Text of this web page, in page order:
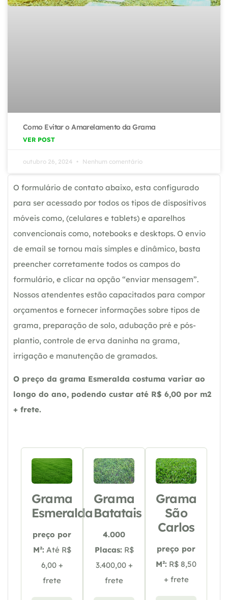
Como Evitar o Amarelamento da Grama
VER POST
outubro 26, 2024 Nenhum comentário
O formulário de contato abaixo, esta configurado
para ser acessado por todos os tipos de dispositivos
móveis como, (celulares e tablets) e aparelhos
convencionais como, notebooks e desktops. O envio
de email se tornou mais simples e dinâmico, basta
preencher corretamente todos os campos do
formulário, e clicar na opção “enviar mensagem”.
Nossos atendentes estão capacitados para compor
orçamentos e fornecer informações sobre tipos de
grama, preparação de solo, adubação pré e pós-
plantio, controle de erva daninha na grama,
irrigação e manutenção de gramados.
O preço da grama Esmeralda costuma variar ao
longo do ano, podendo custar até R$ 6,00 por m2
+ frete.
Grama
Esmeralda
preço por
M²: Até R$
6,00 +
frete
Grama
Batatais
4.000
Placas: R$
3.400,00 +
frete
Grama
São
Carlos
preço por
M²: R$ 8,50
+ frete